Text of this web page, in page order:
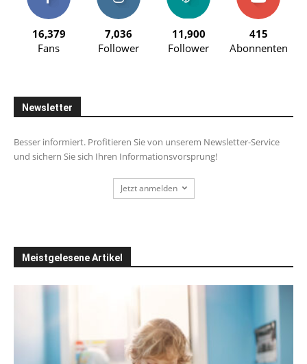
16,379
Fans
7,036
Follower
11,900
Follower
415
Abonnenten
Newsletter
Besser informiert. Profitieren Sie von unserem Newsletter-Service
und sichern Sie sich Ihren Informationsvorsprung!
Jetzt anmelden
Meistgelesene Artikel